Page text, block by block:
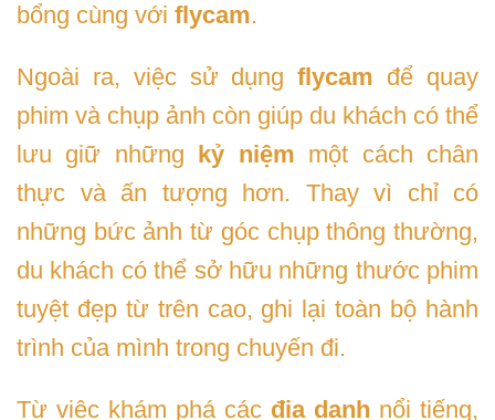
bổng cùng với flycam.
Ngoài ra, việc sử dụngflycam để quay
phim và chụp ảnh còn giúp du khách có thể
lưu giữ những kỷ niệm một cách chân
thực và ấn tượng hơn. Thay vì chỉ có
những bức ảnh từ góc chụp thông thường,
du khách có thể sở hữu những thước phim
tuyệt đẹp từ trên cao, ghi lại toàn bộ hành
trình của mình trong chuyến đi.
Từ việc khám phá các địa danh nổi tiếng,